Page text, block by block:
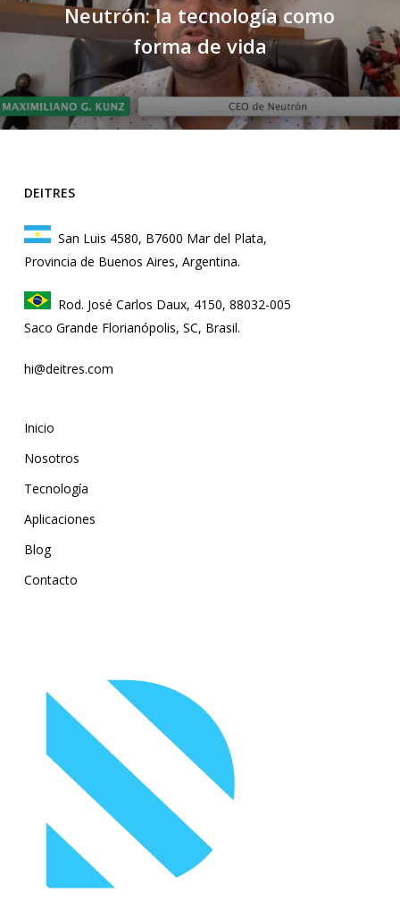
Neutrón: la tecnología como
forma de vida
DEITRES
San Luis 4580, B7600 Mar del Plata,
Provincia de Buenos Aires, Argentina.
Rod. José Carlos Daux, 4150, 88032-005
Saco Grande Florianópolis, SC, Brasil.
hi@deitres.com
Inicio
Nosotros
Tecnología
Aplicaciones
Blog
Contacto